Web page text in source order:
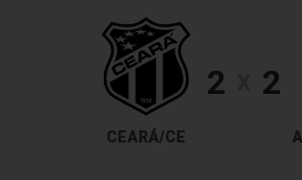
CEARÁ/CE
2 2